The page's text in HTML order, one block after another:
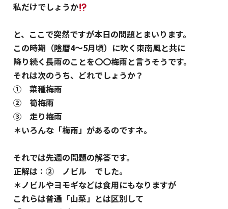
私だけでしょうか
と、ここで突然ですが本日の問題とまいります。
この時期（陰暦4～5月頃）に吹く東南風と共に
降り続く長雨のことを〇〇梅雨と言うそうです。
それは次のうち、どれでしょうか？
① 菜種梅雨
② 筍梅雨
③ 走り梅雨
＊いろんな「梅雨」があるのですネ。
それでは先週の問題の解答です。
正解は：② ノビル でした。
＊ノビルやヨモギなどは食用にもなりますが
これらは普通「山菜」とは区別して